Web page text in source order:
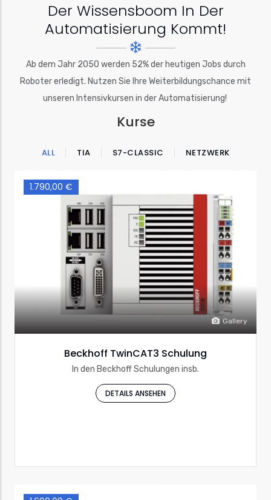
Der Wissensboom In Der
Automatisierung Kommt!
Ab dem Jahr 2050 werden 52% der heutigen Jobs durch
Roboter erledigt. Nutzen Sie Ihre Weiterbildungschance mit
unseren Intensivkursen in der Automatisierung!
Kurse
ALL TIA S7-CLASSIC NETZWERK
Gallery
1.790,00 €
Beckhoff TwinCAT3 Schulung
In den Beckhoff Schulungen insb.
DETAILS ANSEHEN